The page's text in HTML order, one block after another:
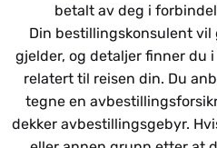
betalt av deg i
Din bestillingskonsulent vil
gjelder, og detaljer finner du
relatert til reisen din. Du
tegne en
dekker avbestillingsgebyr.